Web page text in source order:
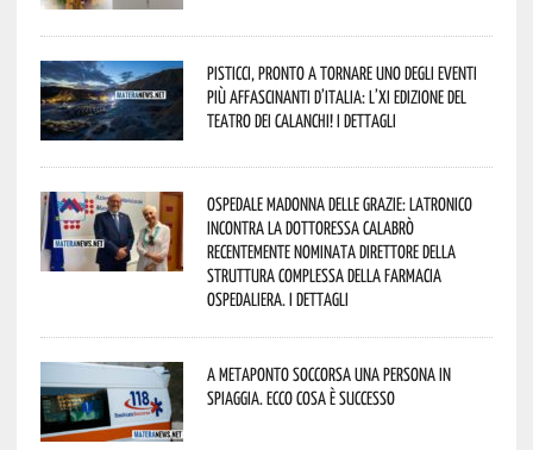
Pisticci, pronto a tornare uno degli eventi
più affascinanti d’Italia: l’XI edizione del
Teatro dei Calanchi! I dettagli
Ospedale Madonna delle Grazie: Latronico
incontra la dottoressa Calabrò
recentemente nominata Direttore della
Struttura Complessa della Farmacia
Ospedaliera. I dettagli
A Metaponto soccorsa una persona in
spiaggia. Ecco cosa è successo